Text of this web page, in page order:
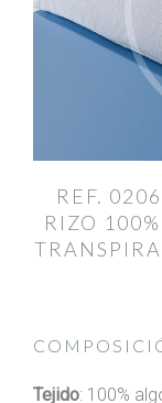
REF.
RIZO
Tejido: 100%